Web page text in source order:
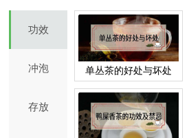
功效
冲泡
存放
单丛茶的好处与坏处